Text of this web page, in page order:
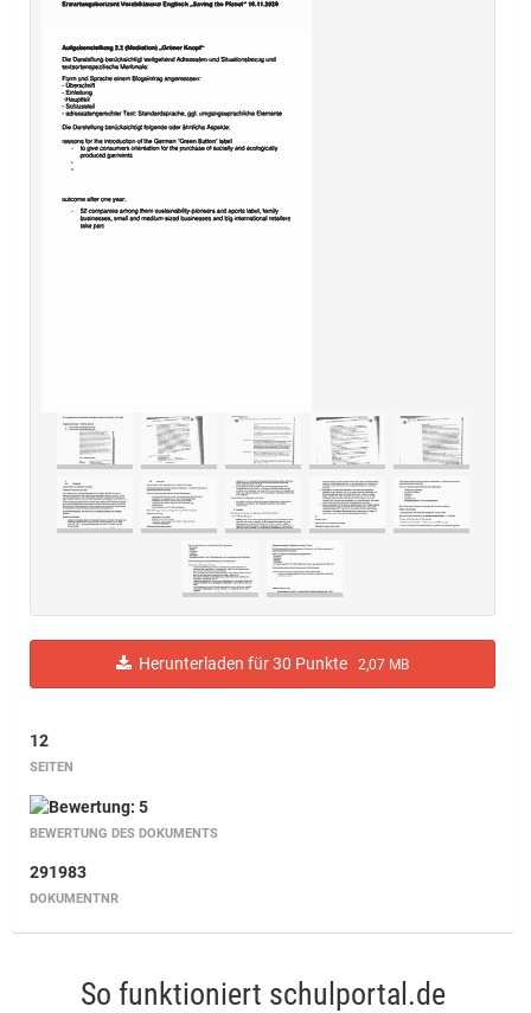
Herunterladen für 30 Punkte 2,07 MB
12
SEITEN
BEWERTUNG DES DOKUMENTS
291983
DOKUMENTNR
So funktioniert schulportal.de